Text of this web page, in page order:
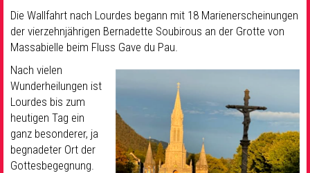
Musik& Kultur
Seelsorge & Kontakt
Die Wallfahrt nach Lourdes begann mit 18 Marienerscheinungen
der vierzehnjährigen Bernadette Soubirous an der Grotte von
Massabielle beim Fluss Gave du Pau.
Nach vielen
Wunderheilungen ist
Lourdes bis zum
heutigen Tag ein
ganz besonderer, ja
begnadeter Ort der
Gottesbegegnung.